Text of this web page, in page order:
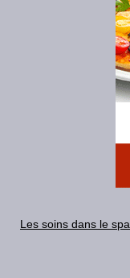
Les soins dans le spa